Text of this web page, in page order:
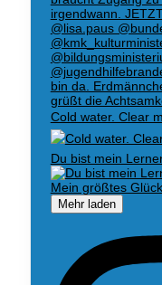
Cold water. Clear
Du bist mein
Mehr laden